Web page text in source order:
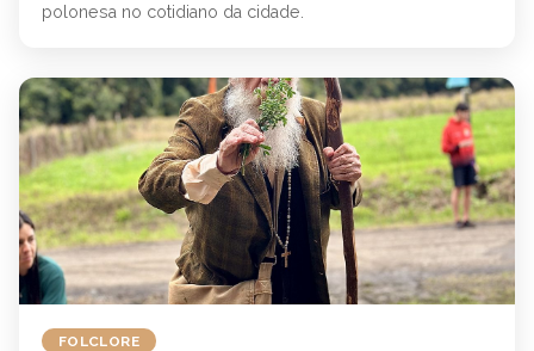
polonesa no cotidiano da cidade.
FOLCLORE